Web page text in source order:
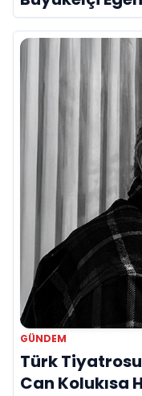
GÜNDEM
Türk Tiyatrosu
Can Kolukısa